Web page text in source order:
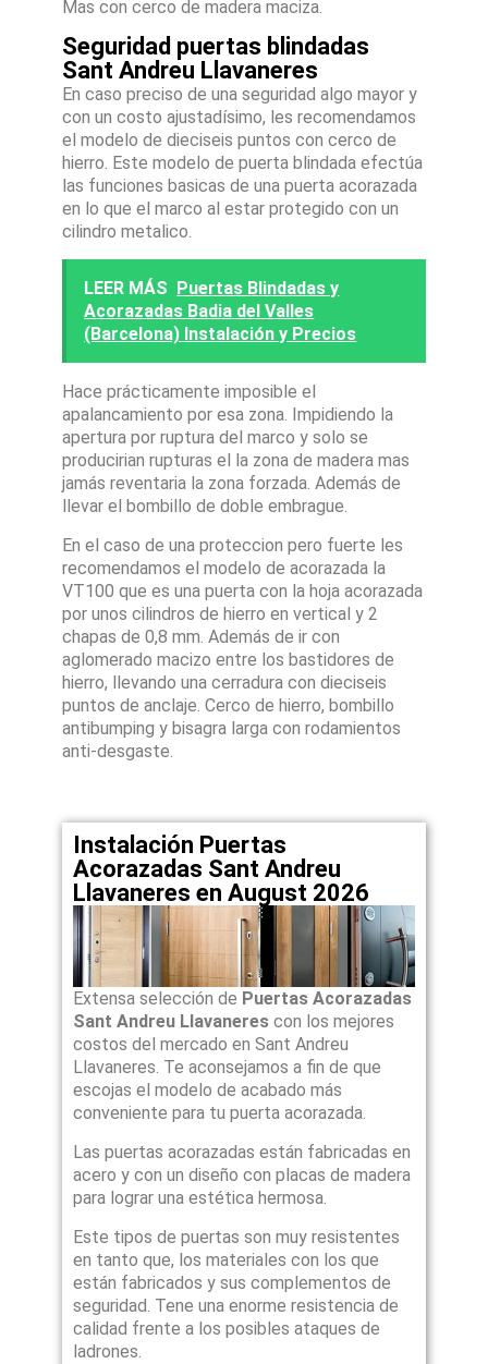
Mas con cerco de madera maciza.
Seguridad puertas blindadas
Sant Andreu Llavaneres
En caso preciso de una seguridad algo mayor y
con un costo ajustadísimo, les recomendamos
el modelo de dieciseis puntos con cerco de
hierro. Este modelo de puerta blindada efectúa
las funciones basicas de una puerta acorazada
en lo que el marco al estar protegido con un
cilindro metalico.
LEER MÁS Puertas Blindadas y
Acorazadas Badia del Valles
(Barcelona) Instalación y Precios
Hace prácticamente imposible el
apalancamiento por esa zona. Impidiendo la
apertura por ruptura del marco y solo se
producirian rupturas el la zona de madera mas
jamás reventaria la zona forzada. Además de
llevar el bombillo de doble embrague.
En el caso de una proteccion pero fuerte les
recomendamos el modelo de acorazada la
VT100 que es una puerta con la hoja acorazada
por unos cilindros de hierro en vertical y 2
chapas de 0,8 mm. Además de ir con
aglomerado macizo entre los bastidores de
hierro, llevando una cerradura con dieciseis
puntos de anclaje. Cerco de hierro, bombillo
antibumping y bisagra larga con rodamientos
anti-desgaste.
Instalación Puertas
Acorazadas Sant Andreu
Llavaneres en August 2026
Extensa selección de Puertas Acorazadas
Sant Andreu Llavanerescon los mejores
costos del mercado en Sant Andreu
Llavaneres. Te aconsejamos a fin de que
escojas el modelo de acabado más
conveniente para tu puerta acorazada.
Las puertas acorazadas están fabricadas en
acero y con un diseño con placas de madera
para lograr una estética hermosa.
Este tipos de puertas son muy resistentes
en tanto que, los materiales con los que
están fabricados y sus complementos de
seguridad. Tene una enorme resistencia de
calidad frente a los posibles ataques de
ladrones.